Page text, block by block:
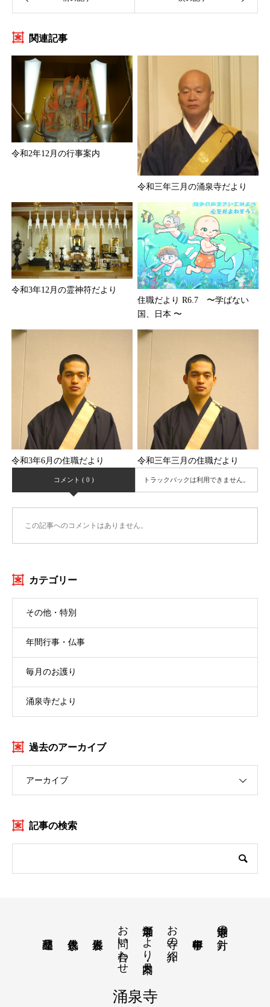
関連記事
令和2年12月の行事案内
令和三年三月の涌泉寺だより
令和3年12月の霊神符だより
住職だより R6.7 〜学ばない
国、日本 〜
令和3年6月の住職だより 令和三年三月の住職だより
コメント ( 0 ) トラックバックは利用できません。
この記事へのコメントはありません。
カテゴリー
その他・特別
年間行事・仏事
毎月のお護り
涌泉寺だより
過去のアーカイブ
アーカイブ
記事の検索
涌泉寺の方針
お寺の紹介
涌泉寺だより・月案内
お問い合わせ
涌泉寺